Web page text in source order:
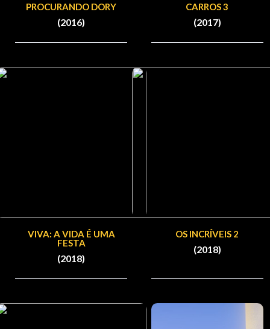
PROCURANDO DORY
(2016)
CARROS 3
(2017)
VIVA: A VIDA É UMA
FESTA
(2018)
OS INCRÍVEIS 2
(2018)